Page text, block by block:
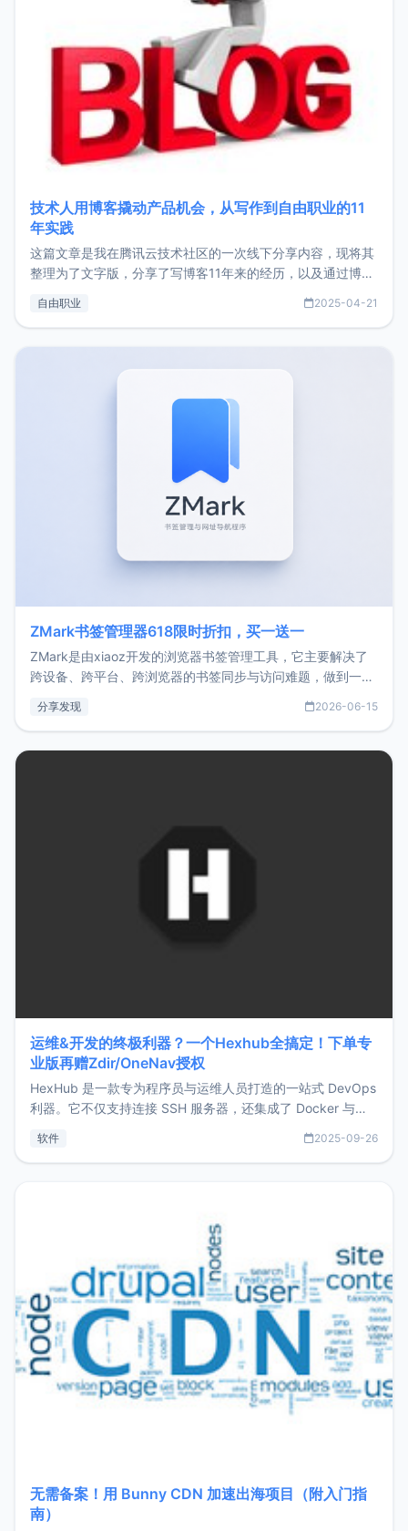
技术人用博客撬动产品机会，从写作到自由职业的11
年实践
这篇文章是我在腾讯云技术社区的一次线下分享内容，现将其
整理为了文字版，分享了写博客11年来的经历，以及通过博客
了我的首个产品ImgURL的真实数据和产品现状。自我介绍大
自由职业 2025-04-21
ZMark书签管理器618限时折扣，买一送一
ZMark是由xiaoz开发的浏览器书签管理工具，它主要解决了
跨设备、跨平台、跨浏览器的书签同步与访问难题，做到一处
用，让管理更高效。ZMark官网地址：
分享发现 2026-06-15
运维&开发的终极利器？一个Hexhub全搞定！下单专
业版再赠Zdir/OneNav授权
HexHub 是一款专为程序员与运维人员打造的一站式 DevOps
利器。它不仅支持连接 SSH 服务器，还集成了 Docker 与常
件间频繁切换，仅凭 HexHub 即可同时搞定运维与数据库操
软件 2025-09-26
无需备案！用 Bunny CDN 加速出海项目（附入门指
南）